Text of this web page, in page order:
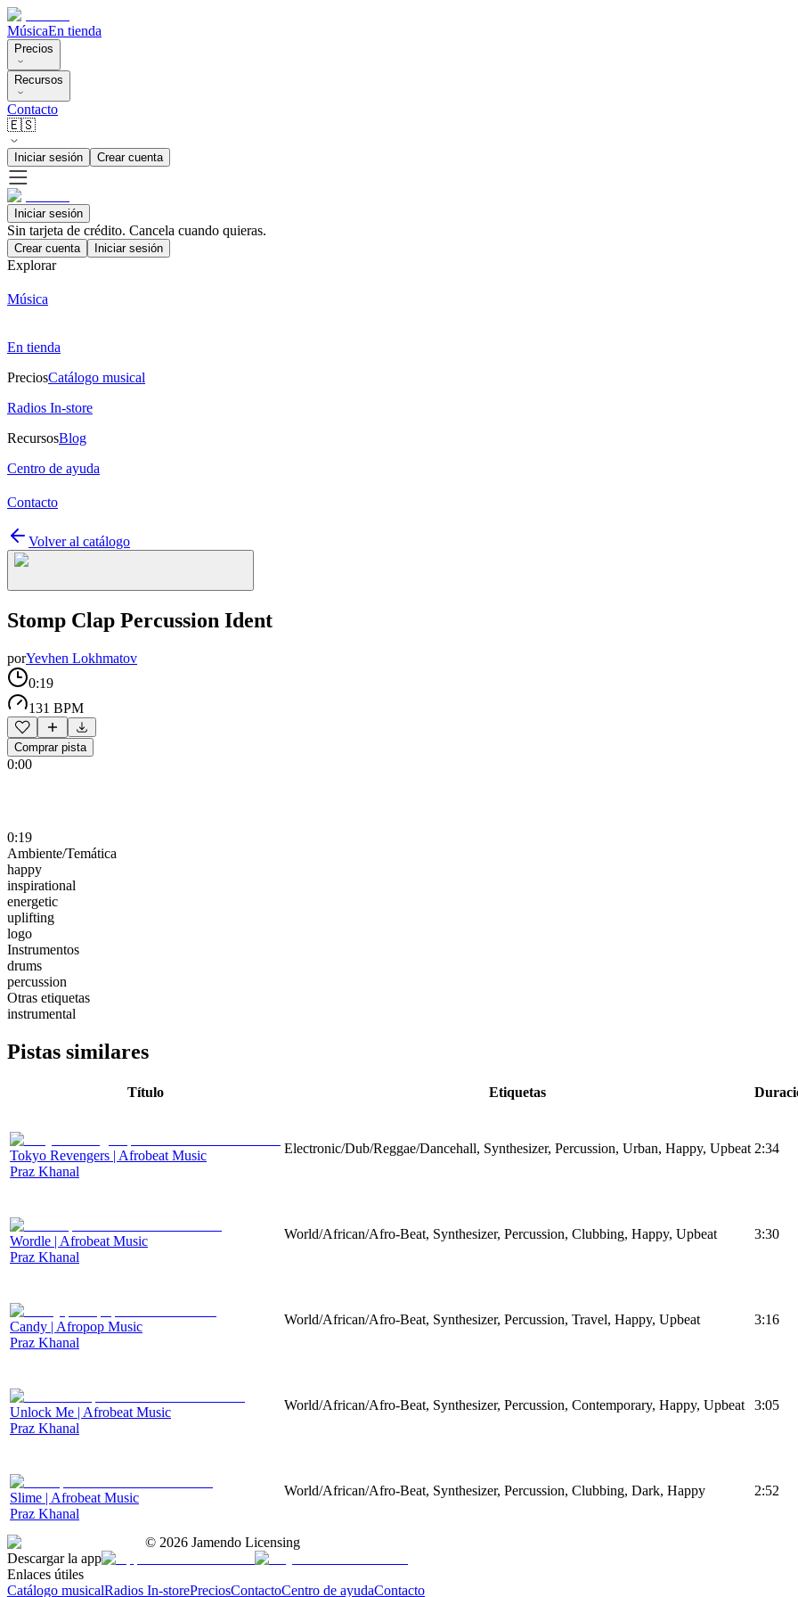
MúsicaEn tienda
Precios
Recursos
Contacto
🇪🇸
Iniciar sesión Crear cuenta
Iniciar sesión
Sin tarjeta de crédito. Cancela cuando quieras.
Crear cuenta Iniciar sesión
Explorar
Música
En tienda
PreciosCatálogo musical
Radios In-store
RecursosBlog
Centro de ayuda
Contacto
Volver al catálogo
Stomp Clap Percussion Ident
porYevhen Lokhmatov
0:19
131 BPM
Comprar pista
0:00
0:19
Ambiente/Temática
happy
inspirational
energetic
uplifting
logo
Instrumentos
drums
percussion
Otras etiquetas
instrumental
Pistas similares
Título Etiquetas
Tokyo Revengers | Afrobeat Music
Praz Khanal
Electronic/Dub/Reggae/Dancehall, Synthesizer, Percussion, Urban, Happy, Upbeat 2:34
Wordle | Afrobeat Music
Praz Khanal
World/African/Afro-Beat, Synthesizer, Percussion, Clubbing, Happy, Upbeat 3:30
Candy | Afropop Music
Praz Khanal
World/African/Afro-Beat, Synthesizer, Percussion, Travel, Happy, Upbeat 3:16
Unlock Me | Afrobeat Music
Praz Khanal
World/African/Afro-Beat, Synthesizer, Percussion, Contemporary, Happy, Upbeat 3:05
Slime | Afrobeat Music
Praz Khanal
World/African/Afro-Beat, Synthesizer, Percussion, Clubbing, Dark, Happy 2:52
© 2026 Jamendo Licensing
Descargar la app
Enlaces útiles
Catálogo musicalRadios In-storePreciosContactoCentro de ayudaContacto